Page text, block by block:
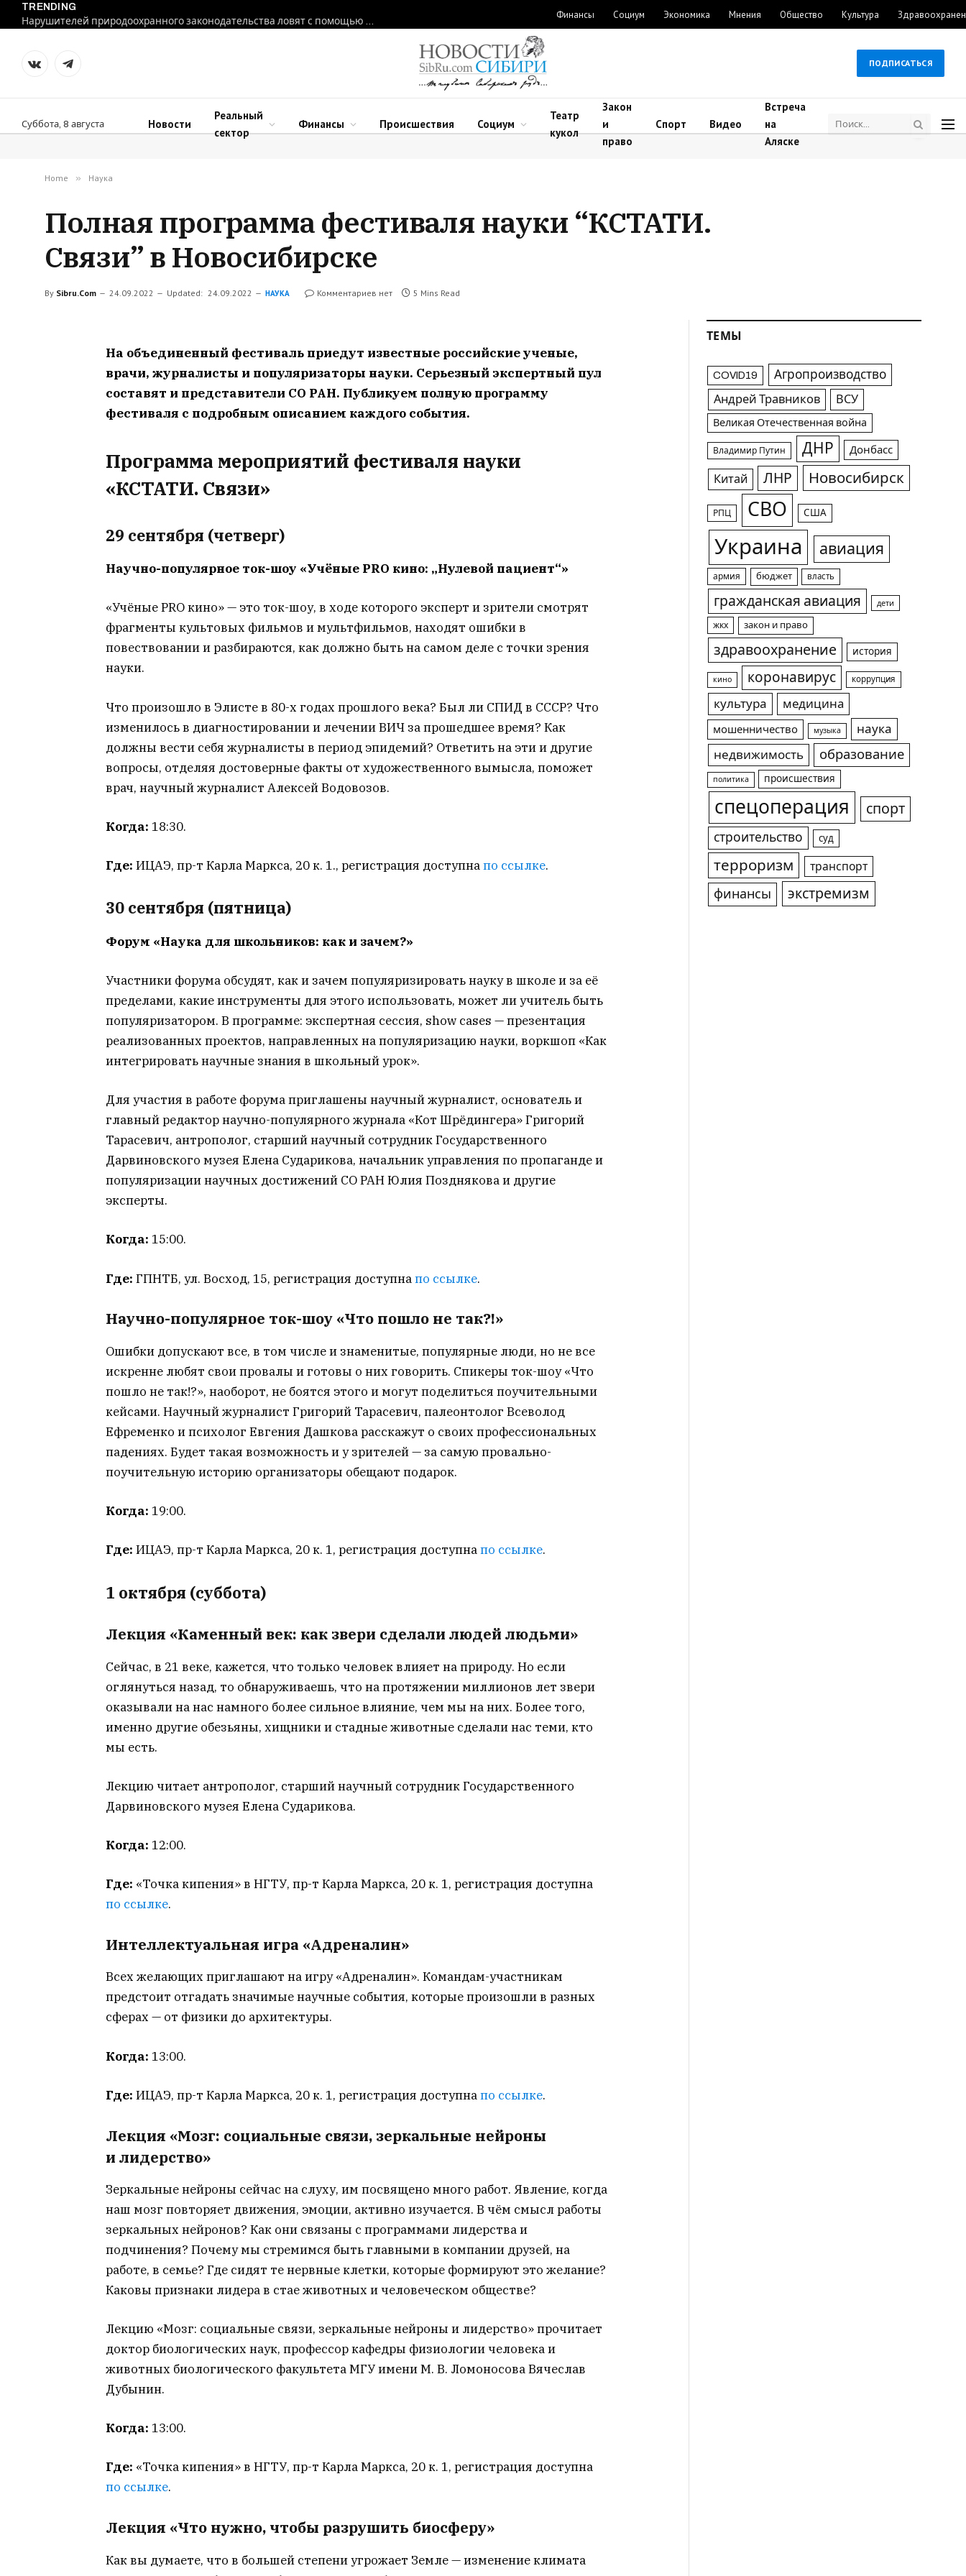
TRENDING
Нарушителей природоохранного законодательства ловят с помощью дронов в Новосибирской области
Финансы Социум Экономика Мнения Общество Культура
VKontakteTelegram
ПОДПИСАТЬСЯ
Суббота, 8 августа Новости
Реальный
сектор
Финансы Происшествия Социум
Театр
кукол
Закон
и
право
Спорт Видео
Встреча
на
Аляске
Home » Наука
Полная программа фестиваля науки “КСТАТИ.
Связи” в Новосибирске
By Sibru.Com 24.09.2022 Updated: 24.09.2022 НАУКА Комментариев нет 5 Mins Read
На объединенный фестиваль приедут известные российские ученые,
врачи, журналисты и популяризаторы науки. Серьезный экспертный пул
составят и представители СО РАН. Публикуем полную программу
фестиваля с подробным описанием каждого события.
Программа мероприятий фестиваля науки
«КСТАТИ. Связи»
29 сентября (четверг)
Научно-популярное ток-шоу «Учёные PRO кино: „Нулевой пациент“»
«Учёные PRO кино» — это ток-шоу, в ходе которого эксперт и зрители смотрят
фрагменты культовых фильмов и мультфильмов, находят ошибки в
повествовании и разбираются, как должно быть на самом деле с точки зрения
науки.
Что произошло в Элисте в 80-х годах прошлого века? Был ли СПИД в СССР? Что
изменилось в диагностировании и лечении ВИЧ за прошедшее время? Как
должны вести себя журналисты в период эпидемий? Ответить на эти и другие
вопросы, отделяя достоверные факты от художественного вымысла, поможет
врач, научный журналист Алексей Водовозов.
Когда: 18:30.
Где: ИЦАЭ, пр-т Карла Маркса, 20 к. 1., регистрация доступнапо ссылке.
30 сентября (пятница)
Форум «Наука для школьников: как и зачем?»
Участники форума обсудят, как и зачем популяризировать науку в школе и за её
пределами, какие инструменты для этого использовать, может ли учитель быть
популяризатором. В программе: экспертная сессия, show cases — презентация
реализованных проектов, направленных на популяризацию науки, воркшоп «Как
интегрировать научные знания в школьный урок».
Для участия в работе форума приглашены научный журналист, основатель и
главный редактор научно-популярного журнала «Кот Шрёдингера» Григорий
Тарасевич, антрополог, старший научный сотрудник Государственного
Дарвиновского музея Елена Сударикова, начальник управления по пропаганде и
популяризации научных достижений СО РАН Юлия Позднякова и другие
эксперты.
Когда: 15:00.
Где: ГПНТБ, ул. Восход, 15, регистрация доступнапо ссылке.
Научно-популярное ток-шоу «Что пошло не так?!»
Ошибки допускают все, в том числе и знаменитые, популярные люди, но не все
искренне любят свои провалы и готовы о них говорить. Спикеры ток-шоу «Что
пошло не так!?», наоборот, не боятся этого и могут поделиться поучительными
кейсами. Научный журналист Григорий Тарасевич, палеонтолог Всеволод
Ефременко и психолог Евгения Дашкова расскажут о своих профессиональных
падениях. Будет такая возможность и у зрителей — за самую провально-
поучительную историю организаторы обещают подарок.
Когда: 19:00.
Где: ИЦАЭ, пр-т Карла Маркса, 20 к. 1, регистрация доступнапо ссылке.
1 октября (суббота)
Лекция «Каменный век: как звери сделали людей людьми»
Сейчас, в 21 веке, кажется, что только человек влияет на природу. Но если
оглянуться назад, то обнаруживаешь, что на протяжении миллионов лет звери
оказывали на нас намного более сильное влияние, чем мы на них. Более того,
именно другие обезьяны, хищники и стадные животные сделали нас теми, кто
мы есть.
Лекцию читает антрополог, старший научный сотрудник Государственного
Дарвиновского музея Елена Сударикова.
Когда: 12:00.
Где: «Точка кипения» в НГТУ, пр-т Карла Маркса, 20 к. 1, регистрация доступна
по ссылке.
Интеллектуальная игра «Адреналин»
Всех желающих приглашают на игру «Адреналин». Командам-участникам
предстоит отгадать значимые научные события, которые произошли в разных
сферах — от физики до архитектуры.
Когда: 13:00.
Где: ИЦАЭ, пр-т Карла Маркса, 20 к. 1, регистрация доступнапо ссылке.
Лекция «Мозг: социальные связи, зеркальные нейроны
и лидерство»
Зеркальные нейроны сейчас на слуху, им посвящено много работ. Явление, когда
наш мозг повторяет движения, эмоции, активно изучается. В чём смысл работы
зеркальных нейронов? Как они связаны с программами лидерства и
подчинения? Почему мы стремимся быть главными в компании друзей, на
работе, в семье? Где сидят те нервные клетки, которые формируют это желание?
Каковы признаки лидера в стае животных и человеческом обществе?
Лекцию «Мозг: социальные связи, зеркальные нейроны и лидерство» прочитает
доктор биологических наук, профессор кафедры физиологии человека и
животных биологического факультета МГУ имени М. В. Ломоносова Вячеслав
Дубынин.
Когда: 13:00.
Где: «Точка кипения» в НГТУ, пр-т Карла Маркса, 20 к. 1, регистрация доступна
по ссылке.
Лекция «Что нужно, чтобы разрушить биосферу»
Как вы думаете, что в большей степени угрожает Земле — изменение климата
ТЕМЫ
COVID19 Агропроизводство
Андрей Травников ВСУ
Великая Отечественная война
Владимир Путин ДНР Донбасс
Китай ЛНР Новосибирск
РПЦ СВО США
Украина авиация
армия бюджет власть
гражданская авиация дети
жкх закон и право
здравоохранение история
кино коронавирус коррупция
культура медицина
мошенничество музыка
наука
недвижимость
образование
политика происшествия
спецоперация спорт
строительство суд
терроризм транспорт
финансы экстремизм